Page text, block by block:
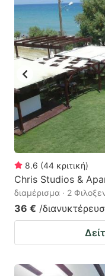
8.6 (44 κριτική)
Chris Studios &
διαμέρισμα · 2
36 € /